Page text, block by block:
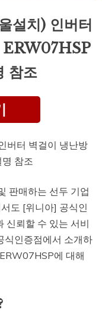
설치) 인버터
ERW07HSP
참조
버터 벽걸이 냉난방
참조
판매하는 선두 기업
도 [위니아] 공식인
신뢰할 수 있는 서비
식인증점에서 소개하
에 대해